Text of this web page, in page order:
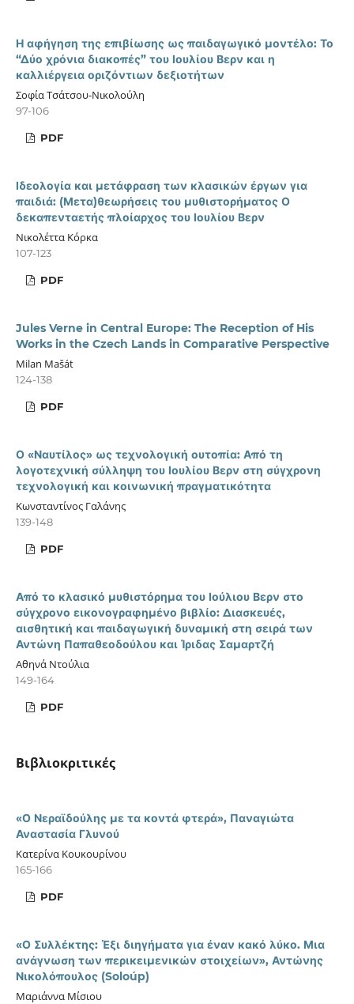
Η αφήγηση της επιβίωσης ως παιδαγωγικό μοντέλο: Το
“Δύο χρόνια διακοπές” του Ιουλίου Βερν και η
καλλιέργεια οριζόντιων δεξιοτήτων
Σοφία Τσάτσου-Νικολούλη
97-106
PDF
Ιδεολογία και μετάφραση των κλασικών έργων για
παιδιά: (Μετα)θεωρήσεις του μυθιστορήματος Ο
δεκαπενταετής πλοίαρχος του Ιουλίου Βερν
Νικολέττα Κόρκα
107-123
PDF
Jules Verne in Central Europe: The Reception of His
Works in the Czech Lands in Comparative Perspective
Milan Mašát
124-138
PDF
Ο «Ναυτίλος» ως τεχνολογική ουτοπία: Από τη
λογοτεχνική σύλληψη του Ιουλίου Βερν στη σύγχρονη
τεχνολογική και κοινωνική πραγματικότητα
Κωνσταντίνος Γαλάνης
139-148
PDF
Από το κλασικό μυθιστόρημα του Ιούλιου Βερν στο
σύγχρονο εικονογραφημένο βιβλίο: Διασκευές,
αισθητική και παιδαγωγική δυναμική στη σειρά των
Αντώνη Παπαθεοδούλου και Ίριδας Σαμαρτζή
Αθηνά Ντούλια
149-164
PDF
Βιβλιοκριτικές
«Ο Νεραϊδούλης με τα κοντά φτερά», Παναγιώτα
Αναστασία Γλυνού
Κατερίνα Κουκουρίνου
165-166
PDF
«Ο Συλλέκτης: Έξι διηγήματα για έναν κακό λύκο. Μια
ανάγνωση των περικειμενικών στοιχείων», Αντώνης
Νικολόπουλος (Soloúp)
Μαριάννα Μίσιου